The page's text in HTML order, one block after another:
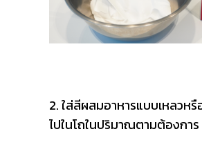
2. ใส่สีผสมอาหารแบบเหลวห
ไปในโถในปริมาณตามต้องการ